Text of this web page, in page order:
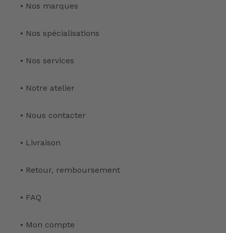
• Nos marques
• Nos spécialisations
• Nos services
• Notre atelier
• Nous contacter
• Livraison
• Retour, remboursement
• FAQ
• Mon compte